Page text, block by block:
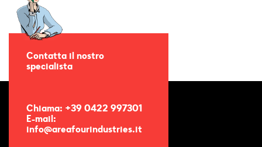
Contatta il nostro
specialista
Chiama: +39 0422 997301
E-mail:
info@areafourindustries.it